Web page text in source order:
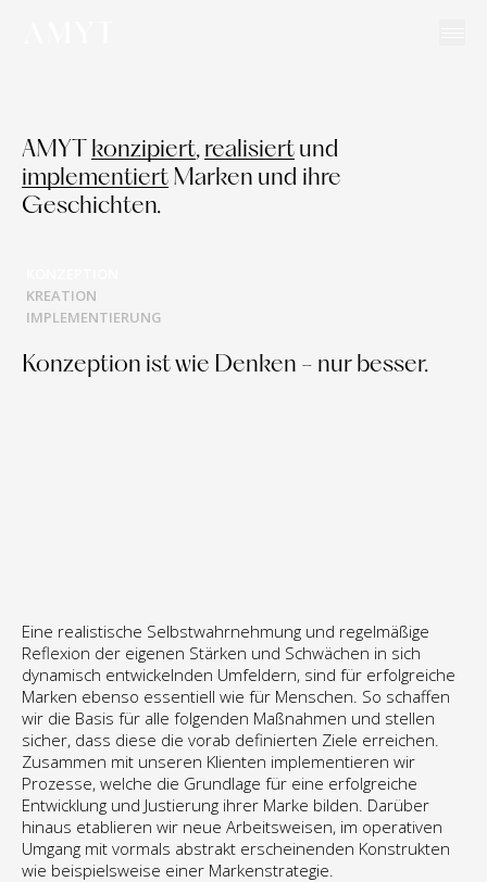
AMYT konzipiert, realisiert und
implementiert Marken und ihre
Geschichten.
KREATION
IMPLEMENTIERUNG
Konzeption ist wie Denken - nur besser.
Eine realistische Selbstwahrnehmung und regelmäßige
Reflexion der eigenen Stärken und Schwächen in sich
dynamisch entwickelnden Umfeldern, sind für erfolgreiche
Marken ebenso essentiell wie für Menschen. So schaffen
wir die Basis für alle folgenden Maßnahmen und stellen
sicher, dass diese die vorab definierten Ziele erreichen.
Zusammen mit unseren Klienten implementieren wir
Prozesse, welche die Grundlage für eine erfolgreiche
Entwicklung und Justierung ihrer Marke bilden. Darüber
hinaus etablieren wir neue Arbeitsweisen, im operativen
Umgang mit vormals abstrakt erscheinenden Konstrukten
wie beispielsweise einer Markenstrategie.